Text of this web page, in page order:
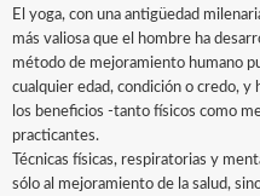
El yoga, con una antigüedad
más valiosa que el hombre ha
método de mejoramiento humano
cualquier edad, condición o credo, y
los beneficios -tanto físicos como
practicantes.
Técnicas físicas, respiratorias y
sólo al mejoramiento de la salud,